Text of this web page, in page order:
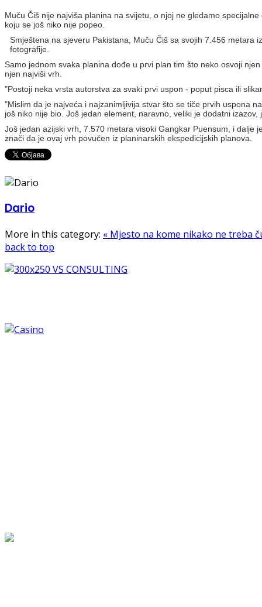
Muču Čiš nije najviša planina na svijetu, o njoj ne gledamo
koju se još niko nije popeo.
Smještena na sjeveru Pakistana, Muču Čiš sa svojih 7.456 metara
fotografije.
Samo jednom svaka planina dođe u prvi plan tim što neko osvoji
njen najviši vrh.
"Postoji neka vrsta autorstva za svaki prvi uspon - poput pisca ili
"Mislim da je najveća i najzanimljivija stvar što se tiče prvih uspona
još niko nije bio. Još jedan element, naravno, veliki je dodatni
Još jedan azijski vrh, 7.570 metara visoki Gangkar Puensum, i
znači da je ovaj vrh povučen iz planinarskih ekspedicijskih planova.
Dario
More in this category: « Mjesto na kome nikako ne treba
back to top